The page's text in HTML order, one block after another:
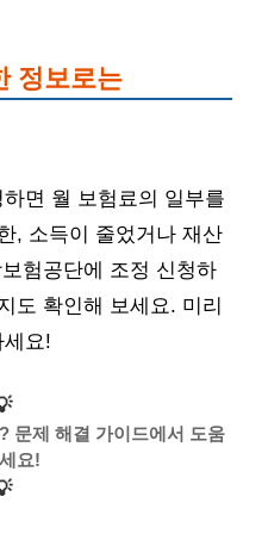
정보로는
면 월 보험료의 일부를
, 소득이 줄었거나 재산
험공단에 조정 신청하
도 확인해 보세요. 미리
요!
문제 해결 가이드에서 도움
요!